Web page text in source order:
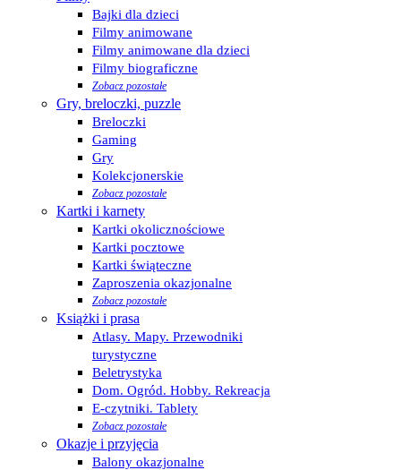
Bajki dla dzieci
Filmy animowane
Filmy animowane dla dzieci
Filmy biograficzne
Zobacz pozostałe
Gry, breloczki, puzzle
Breloczki
Gaming
Gry
Kolekcjonerskie
Zobacz pozostałe
Kartki i karnety
Kartki okolicznościowe
Kartki pocztowe
Kartki świąteczne
Zaproszenia okazjonalne
Zobacz pozostałe
Książki i prasa
Atlasy. Mapy. Przewodniki
turystyczne
Beletrystyka
Dom. Ogród. Hobby. Rekreacja
E-czytniki. Tablety
Zobacz pozostałe
Okazje i przyjęcia
Balony okazjonalne